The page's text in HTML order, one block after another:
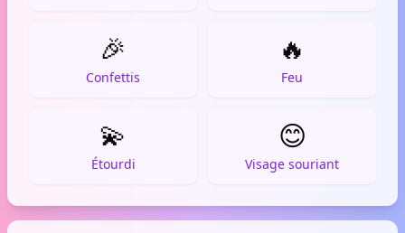
🎉
Confettis
🔥
Feu
💫
Étourdi
😊
Visage souriant